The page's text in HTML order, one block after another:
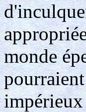
monde
impérieux